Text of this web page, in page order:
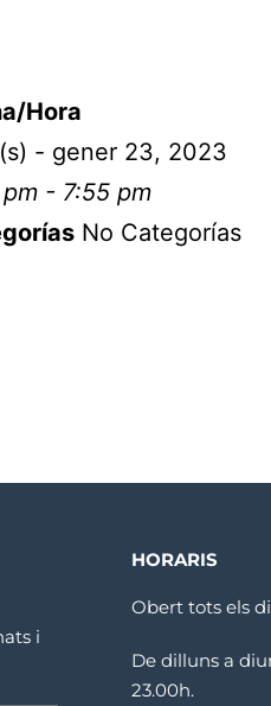
Hora
- gener 23, 2023
- 7:55 pm
No Categorías
i
HORARIS
Obert tots els
De dilluns a
23.00h.